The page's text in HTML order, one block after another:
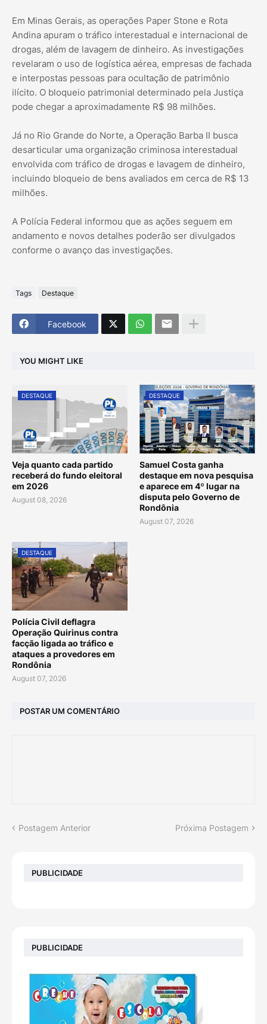
Em Minas Gerais, as operações Paper Stone e Rota
Andina apuram o tráfico interestadual e internacional de
drogas, além de lavagem de dinheiro. As investigações
revelaram o uso de logística aérea, empresas de fachada
e interpostas pessoas para ocultação de patrimônio
ilícito. O bloqueio patrimonial determinado pela Justiça
pode chegar a aproximadamente R$ 98 milhões.
Já no Rio Grande do Norte, a Operação Barba II busca
desarticular uma organização criminosa interestadual
envolvida com tráfico de drogas e lavagem de dinheiro,
incluindo bloqueio de bens avaliados em cerca de R$ 13
milhões.
A Polícia Federal informou que as ações seguem em
andamento e novos detalhes poderão ser divulgados
conforme o avanço das investigações.
Tags Destaque
Facebook
YOU MIGHT LIKE
DESTAQUE
Veja quanto cada partido
receberá do fundo eleitoral
em 2026
August 08, 2026
DESTAQUE
Samuel Costa ganha
destaque em nova pesquisa
e aparece em 4º lugar na
disputa pelo Governo de
Rondônia
August 07, 2026
DESTAQUE
Polícia Civil deflagra
Operação Quirinus contra
facção ligada ao tráfico e
ataques a provedores em
Rondônia
August 07, 2026
POSTAR UM COMENTÁRIO
Postagem Anterior Próxima Postagem
PUBLICIDADE
PUBLICIDADE